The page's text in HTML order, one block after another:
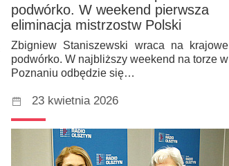
podwórko. W weekend pierwsza
eliminacja mistrzostw Polski
Zbigniew Staniszewski wraca na krajowe
podwórko. W najbliższy weekend na torze w
Poznaniu odbędzie się…
23 kwietnia 2026